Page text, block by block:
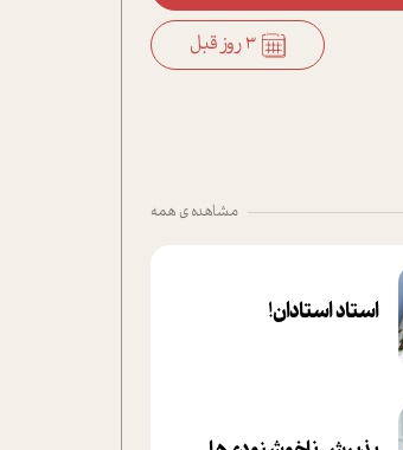
3 روز قبل
مشاهده ی همه
استاد استادان!